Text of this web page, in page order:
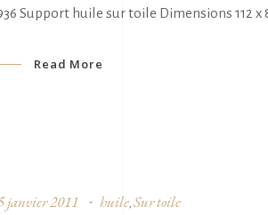
Support huile sur toile Dimensions 112 x
Read More
janvier 2011 huile, Sur toile